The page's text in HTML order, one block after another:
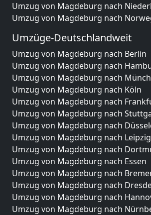
Umzug von Magdeburg nach
Umzug von Magdeburg nach
Umzüge-Deutschlandweit
Umzug von Magdeburg nach Berlin
Umzug von Magdeburg nach
Umzug von Magdeburg nach
Umzug von Magdeburg nach Köln
Umzug von Magdeburg nach
Umzug von Magdeburg nach
Umzug von Magdeburg nach
Umzug von Magdeburg nach Leipzig
Umzug von Magdeburg nach
Umzug von Magdeburg nach Essen
Umzug von Magdeburg nach
Umzug von Magdeburg nach
Umzug von Magdeburg nach
Umzug von Magdeburg nach